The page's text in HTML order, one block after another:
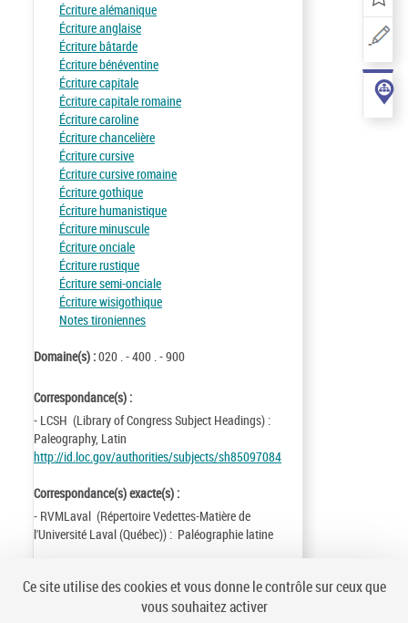
Écriture alémanique
Écriture anglaise
Écriture bâtarde
Écriture bénéventine
Écriture capitale
Écriture capitale romaine
Écriture caroline
Écriture chancelière
Écriture cursive
Écriture cursive romaine
Écriture gothique
Écriture humanistique
Écriture minuscule
Écriture onciale
Écriture rustique
Écriture semi-onciale
Écriture wisigothique
Notes tironiennes
Domaine(s) :020 . - 400 . - 900
Correspondance(s) :
- LCSH (Library of Congress Subject Headings) :
Paleography, Latin
http://id.loc.gov/authorities/subjects/sh85097084
Correspondance(s) exacte(s) :
- RVMLaval (Répertoire Vedettes-Matière de
l'Université Laval (Québec)) : Paléographie latine
Notice n° :FRBNF11935646
Mise à jour :12/12/06
Ce site utilise des cookies et vous donne le contrôle sur ceux que
vous souhaitez activer